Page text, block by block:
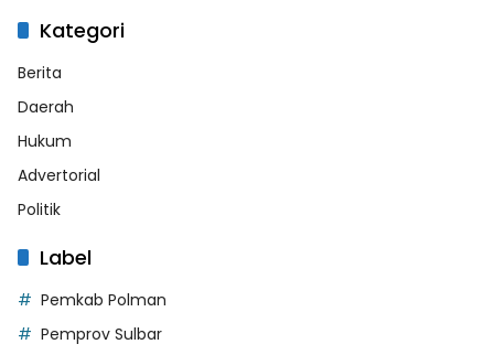
Kategori
Berita
Daerah
Hukum
Advertorial
Politik
Label
Pemkab Polman
Pemprov Sulbar